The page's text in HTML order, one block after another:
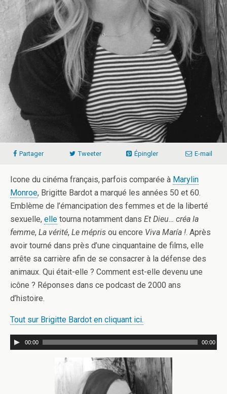
Partager Tweeter Épingler E-mail
Icone du cinéma français, parfois comparée à Marylin
Monroe, Brigitte Bardot a marqué les années 50 et 60.
Emblème de l’émancipation des femmes et de la liberté
sexuelle, elle tourna notamment dans Et Dieu… créa la
femme, La vérité, Le mépris ou encore Viva María !. Après
avoir tourné dans près d’une cinquantaine de films, elle
arrête sa carrière afin de se consacrer à la défense des
animaux. Qui était-elle ? Comment est-elle devenu une
icône ? Réponses dans ce podcast de 2000 ans
d’histoire.
Tout sur Brigitte Bardot en cliquant ici.
00:00 00:00